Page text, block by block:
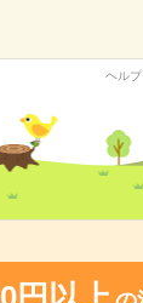
ヘル